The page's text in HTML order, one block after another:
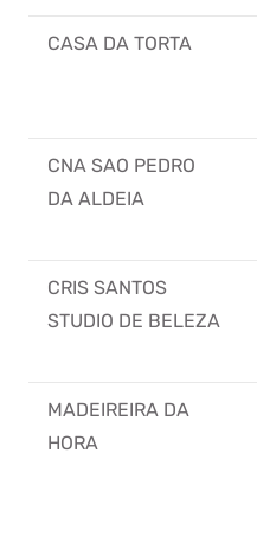
CASA DA TORTA
CNA SAO PEDRO
DA ALDEIA
CRIS SANTOS
STUDIO DE BELEZA
MADEIREIRA DA
HORA